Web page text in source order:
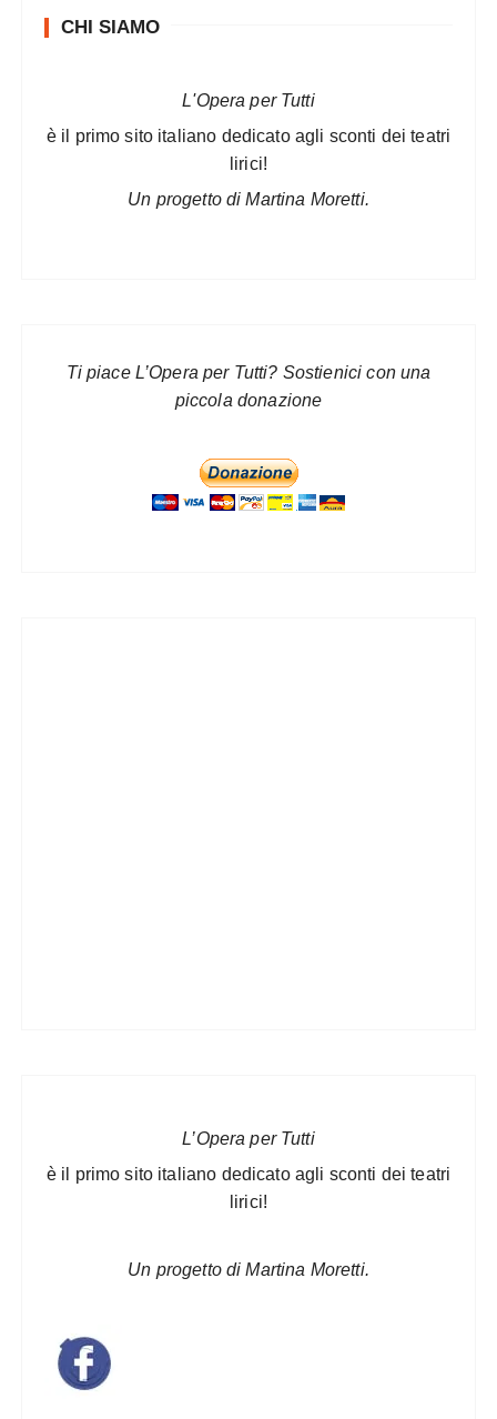
CHI SIAMO
L'Opera per Tutti
è il primo sito italiano dedicato agli sconti dei teatri
lirici!
Un progetto di Martina Moretti.
Ti piace L’Opera per Tutti? Sostienici con una
piccola donazione
L’Opera per Tutti
è il primo sito italiano dedicato agli sconti dei teatri
lirici!
Un progetto di Martina Moretti.